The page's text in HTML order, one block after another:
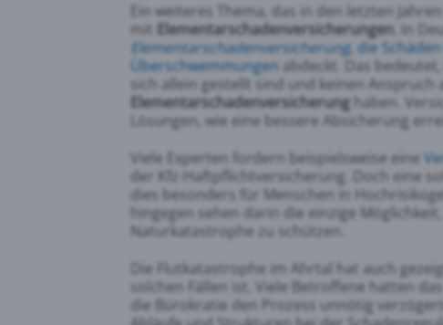
Ein weiteres Thema, das in den letzten
mit Elementarschadenversicherungen . In
Elementarschadenversicherung, die
Überschwemmungen abdeckt. Das
sich allein gestellt sind und keinen Anspruch
Elementarschadenversicherung haben.
Lösungen, wie eine bessere Absicherung
Viele Experten fordern beispielsweise eine
der Kfz-Haftpflichtversicherung. Doch eine
dies besonders für Menschen in
hingegen sehen darin die einzige
Naturkatastrophe zu schützen.
Die Flutkatastrophe im Ahrtal hat auch
solchen Fällen ist. Viele Betroffene hatten
die Bürokratie den Prozess unnötig